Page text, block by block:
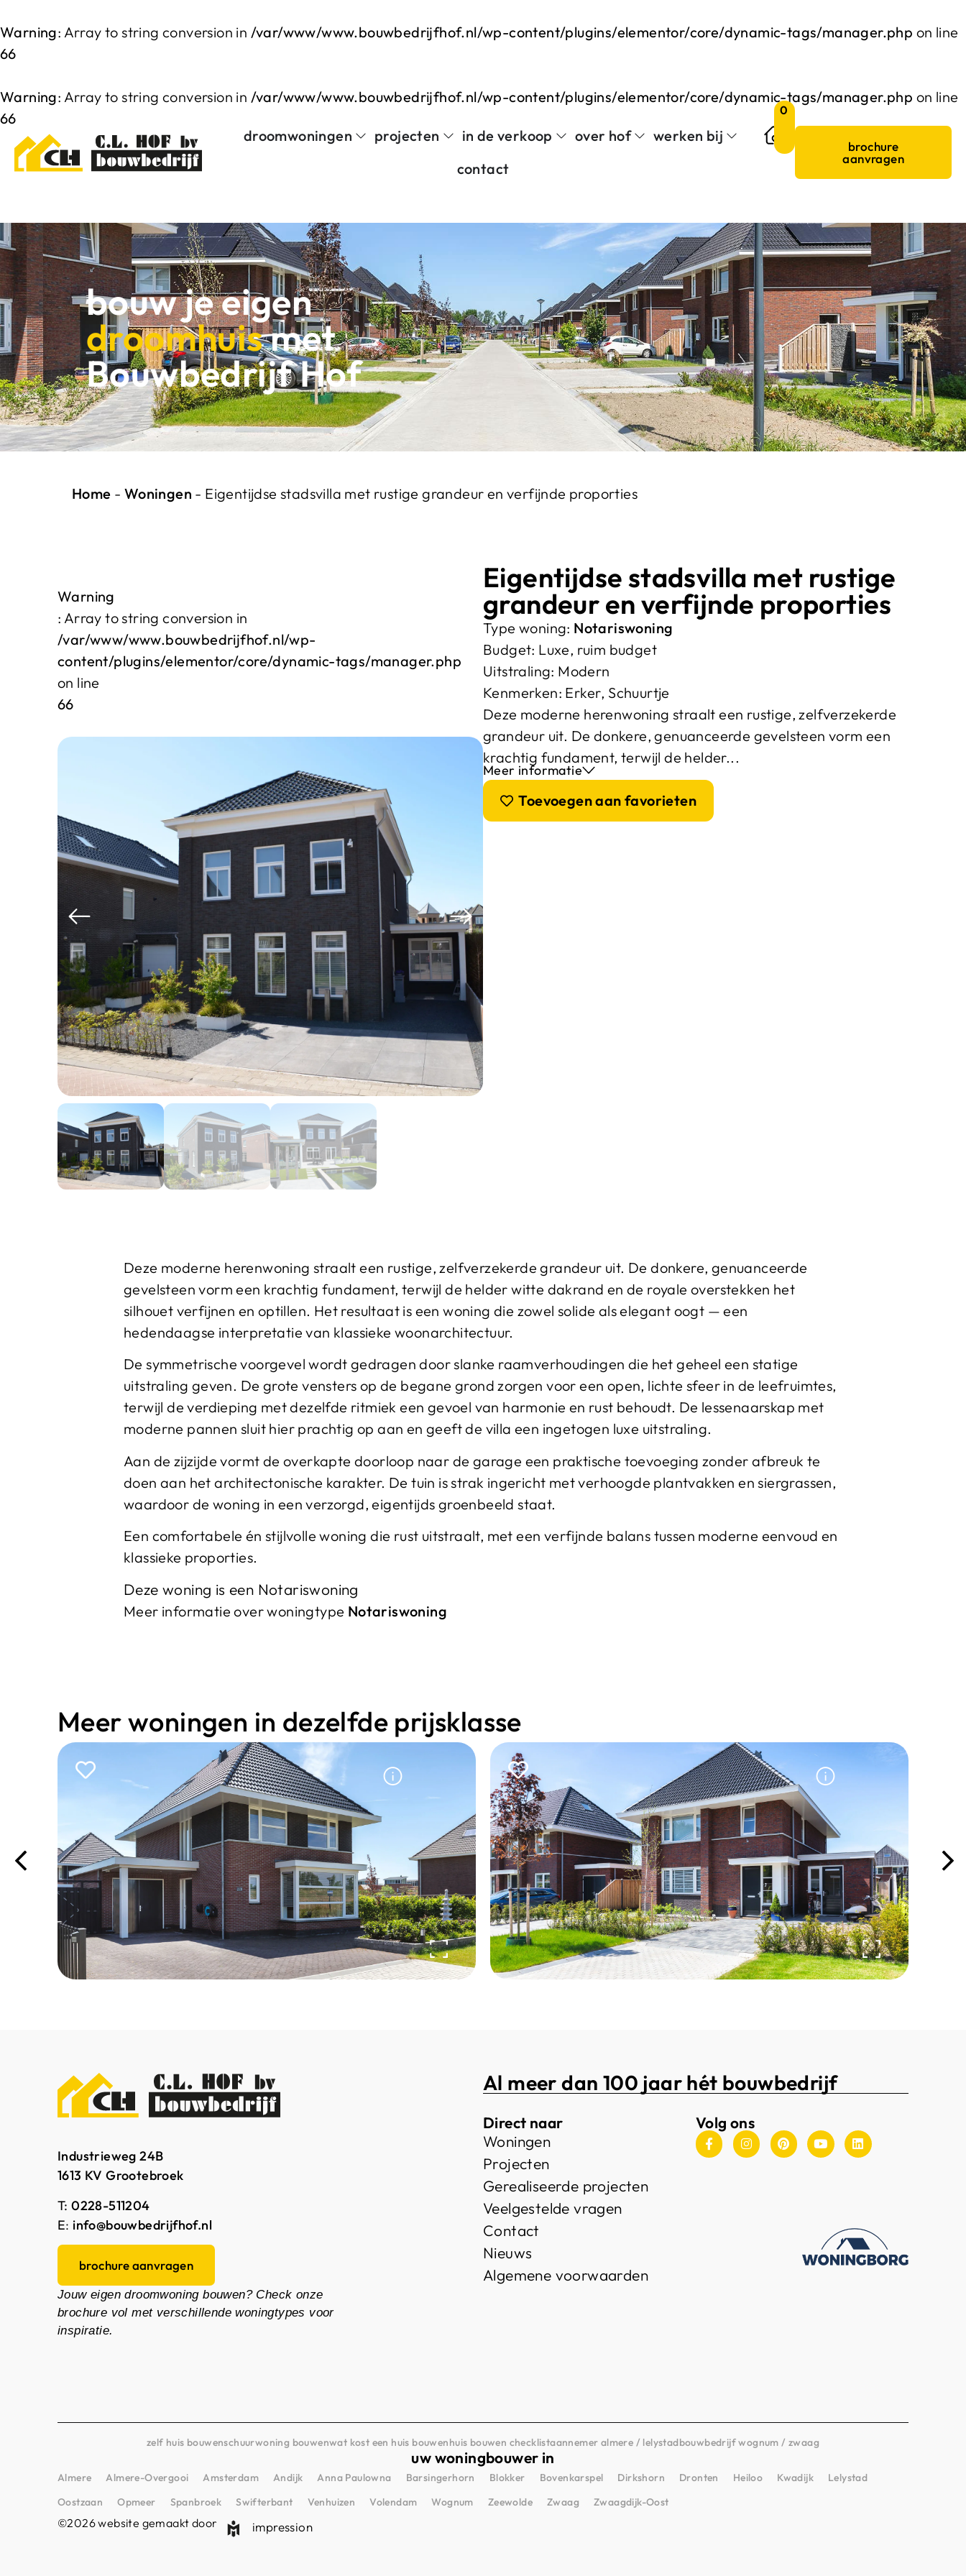
Warning: Array to string conversion in /var/www/www.bouwbedrijfhof.nl/wp-content/plugins/elementor/core/dynamic-tags/manager.php on line
66
Warning: Array to string conversion in /var/www/www.bouwbedrijfhof.nl/wp-content/plugins/elementor/core/dynamic-tags/manager.php on line
66
droomwoningen
projecten in de verkoop over hof
werken bij
contact
0
brochure
aanvragen
bouw je eigen
droomhuismet
Bouwbedrijf Hof
Home - Woningen - Eigentijdse stadsvilla met rustige grandeur en verfijnde proporties
Warning
: Array to string conversion in
/var/www/www.bouwbedrijfhof.nl/wp-
content/plugins/elementor/core/dynamic-tags/manager.php
on line
66
Eigentijdse stadsvilla met rustige
grandeur en verfijnde proporties
Type woning: Notariswoning
Budget: Luxe, ruim budget
Uitstraling: Modern
Kenmerken: Erker, Schuurtje
Deze moderne herenwoning straalt een rustige, zelfverzekerde
grandeur uit. De donkere, genuanceerde gevelsteen vorm een
krachtig fundament, terwijl de helder...
Meer informatie
Toevoegen aan favorieten
Deze moderne herenwoning straalt een rustige, zelfverzekerde grandeur uit. De donkere, genuanceerde
gevelsteen vorm een krachtig fundament, terwijl de helder witte dakrand en de royale overstekken het
silhouet verfijnen en optillen. Het resultaat is een woning die zowel solide als elegant oogt — een
hedendaagse interpretatie van klassieke woonarchitectuur.
De symmetrische voorgevel wordt gedragen door slanke raamverhoudingen die het geheel een statige
uitstraling geven. De grote vensters op de begane grond zorgen voor een open, lichte sfeer in de leefruimtes,
terwijl de verdieping met dezelfde ritmiek een gevoel van harmonie en rust behoudt. De lessenaarskap met
moderne pannen sluit hier prachtig op aan en geeft de villa een ingetogen luxe uitstraling.
Aan de zijzijde vormt de overkapte doorloop naar de garage een praktische toevoeging zonder afbreuk te
doen aan het architectonische karakter. De tuin is strak ingericht met verhoogde plantvakken en siergrassen,
waardoor de woning in een verzorgd, eigentijds groenbeeld staat.
Een comfortabele én stijlvolle woning die rust uitstraalt, met een verfijnde balans tussen moderne eenvoud en
klassieke proporties.
Deze woning is een Notariswoning
Meer informatie over woningtype Notariswoning
Meer woningen in dezelfde prijsklasse
Industrieweg 24B
1613 KV Grootebroek
T: 0228-511204
E: info@bouwbedrijfhof.nl
brochure aanvragen
Jouw eigen droomwoning bouwen? Check onze
brochure vol met verschillende woningtypes voor
inspiratie.
Al meer dan 100 jaar hét bouwbedrijf
Direct naar
Woningen
Projecten
Gerealiseerde projecten
Veelgestelde vragen
Contact
Nieuws
Algemene voorwaarden
Volg ons
zelf huis bouwenschuurwoning bouwenwat kost een huis bouwenhuis bouwen checklistaannemer almere / lelystadbouwbedrijf wognum / zwaag
uw woningbouwer in
Almere Almere-Overgooi Amsterdam Andijk Anna Paulowna Barsingerhorn Blokker Bovenkarspel Dirkshorn Dronten Heiloo Kwadijk
Lelystad
Oostzaan
Opmeer Spanbroek Swifterbant Venhuizen Volendam Wognum Zeewolde Zwaag Zwaagdijk-Oost
©2026 website gemaakt door impression